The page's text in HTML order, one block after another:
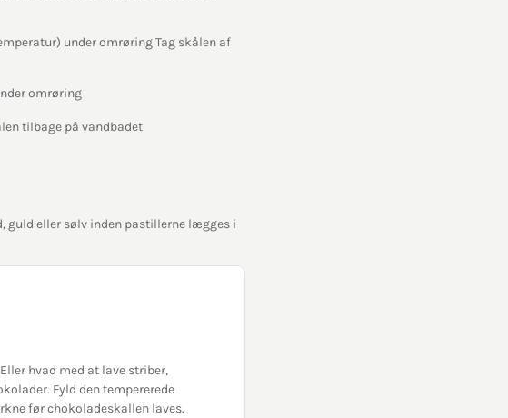
under omrøring Tag skålen af
omrøring
tilbage på vandbadet
guld eller sølv inden pastillerne lægges i
hvad med at lave striber,
Fyld den tempererede
før chokoladeskallen laves.